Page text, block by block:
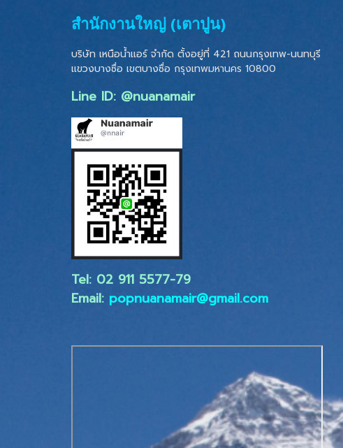
สำนักงานใหญ่ (เตาปูน)
บริษัท เหนือน้ำแอร์ จำกัด ตั้งอยู่ที่ 421 ถนนกรุงเทพ-นนทบุรี
แขวงบางซื่อ เขตบางซื่อ กรุงเทพมหานคร 10800
Line ID: @nuanamair
Tel: 02 ​911 5577-79
Email: popnuanamair@gmail.com